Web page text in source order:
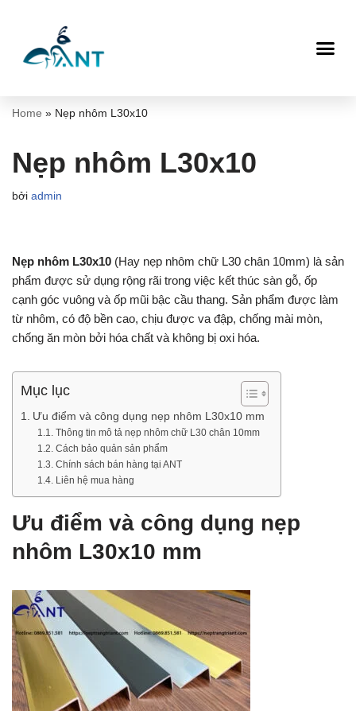
tới
Home » Nẹp nhôm L30x10
Nẹp nhôm L30x10
bởi admin
Nẹp nhôm L30x10 (Hay nẹp nhôm chữ L30 chân 10mm) là sản
phẩm được sử dụng rộng rãi trong việc kết thúc sàn gỗ, ốp
cạnh góc vuông và ốp mũi bậc cầu thang. Sản phẩm được làm
từ nhôm, có độ bền cao, chịu được va đập, chống mài mòn,
chống ăn mòn bởi hóa chất và không bị oxi hóa.
Mục lục
Ưu điểm và công dụng nẹp nhôm L30x10 mm
Thông tin mô tả nẹp nhôm chữ L30 chân 10mm
Cách bảo quản sản phẩm
Chính sách bán hàng tại ANT
Liên hệ mua hàng
Ưu điểm và công dụng nẹp
nhôm L30x10 mm